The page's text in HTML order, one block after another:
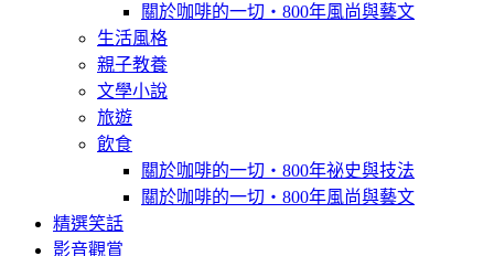
關於咖啡的一切‧800年風尚與藝文
生活風格
親子教養
文學小說
旅遊
飲食
關於咖啡的一切‧800年祕史與技法
關於咖啡的一切‧800年風尚與藝文
精選笑話
影音觀賞